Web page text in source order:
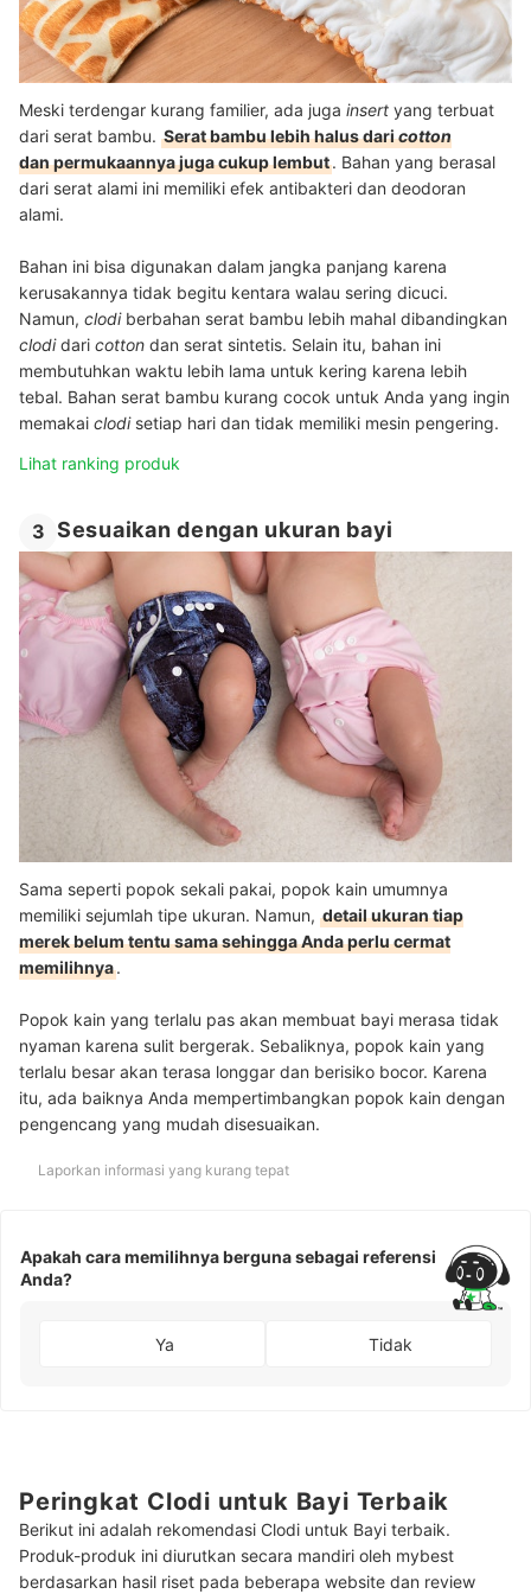
Meski terdengar kurang familier, ada juga insert yang terbuat
dari serat bambu. Serat bambu lebih halus daricotton
dan permukaannya juga cukup lembut. Bahan yang berasal
dari serat alami ini memiliki efek antibakteri dan deodoran
alami.
Bahan ini bisa digunakan dalam jangka panjang karena
kerusakannya tidak begitu kentara walau sering dicuci.
Namun, clodiberbahan serat bambu lebih mahal dibandingkan
clodidari cotton dan serat sintetis. Selain itu, bahan ini
membutuhkan waktu lebih lama untuk kering karena lebih
tebal. Bahan serat bambu kurang cocok untuk Anda yang ingin
memakai clodisetiap hari dan tidak memiliki mesin pengering.
Lihat ranking produk
3 Sesuaikan dengan ukuran bayi
Sama seperti popok sekali pakai, popok kain umumnya
memiliki sejumlah tipe ukuran. Namun, detail ukuran tiap
merek belum tentu sama sehingga Anda perlu cermat
memilihnya.
Popok kain yang terlalu pas akan membuat bayi merasa tidak
nyaman karena sulit bergerak. Sebaliknya, popok kain yang
terlalu besar akan terasa longgar dan berisiko bocor. Karena
itu, ada baiknya Anda mempertimbangkan popok kain dengan
pengencang yang mudah disesuaikan.
Laporkan informasi yang kurang tepat
Apakah cara memilihnya berguna sebagai referensi
Anda?
Ya Tidak
Peringkat Clodi untuk Bayi Terbaik
Berikut ini adalah rekomendasi Clodi untuk Bayi terbaik.
Produk-produk ini diurutkan secara mandiri oleh mybest
berdasarkan hasil riset pada beberapa website dan review